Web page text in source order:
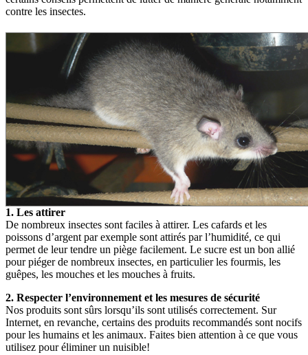
contre les insectes.
1. Les attirer
De nombreux insectes sont faciles à attirer. Les cafards et les
poissons d’argent par exemple sont attirés par l’humidité, ce qui
permet de leur tendre un piège facilement. Le sucre est un bon allié
pour piéger de nombreux insectes, en particulier les fourmis, les
guêpes, les mouches et les mouches à fruits.
2. Respecter l’environnement et les mesures de sécurité
Nos produits sont sûrs lorsqu’ils sont utilisés correctement. Sur
Internet, en revanche, certains des produits recommandés sont nocifs
pour les humains et les animaux. Faites bien attention à ce que vous
utilisez pour éliminer un nuisible!